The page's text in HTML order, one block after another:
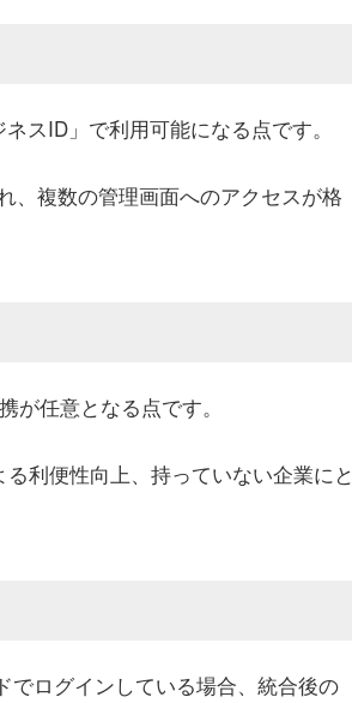
スID」で利用可能になる点です。
、複数の管理画面へのアクセスが格
が任意となる点です。
利便性向上、持っていない企業にと
でログインしている場合、統合後の